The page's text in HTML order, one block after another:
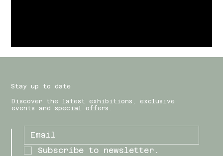
Stay up to date
Discover the latest exhibitions, exclusive
events and special offers.
Subscribe to newsletter.